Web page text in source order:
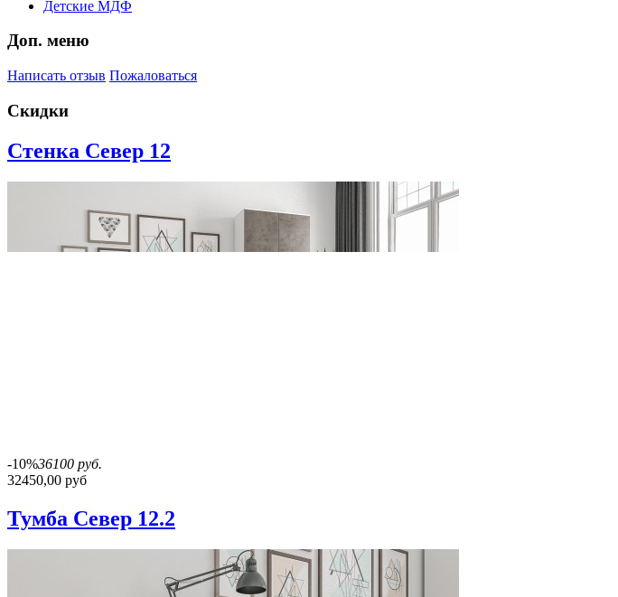
Детские МДФ
Доп. меню
Написать отзыв Пожаловаться
Скидки
Стенка Север 12
-10%36100 руб.
32450,00 руб
Тумба Север 12.2